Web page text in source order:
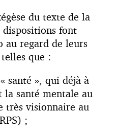
du texte de la
font
au regard de leurs
que :
santé », qui déjà à
la santé mentale au
très visionnaire au
;